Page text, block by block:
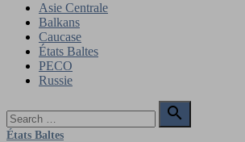
Asie Centrale
Balkans
Caucase
États Baltes
PECO
Russie
for:

Search
États Baltes